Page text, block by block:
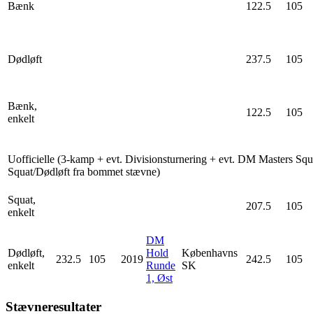
Bænk 122.5 105
Dødløft 237.5 105
Bænk,
enkelt
122.5 105
Uofficielle (3-kamp + evt. Divisionsturnering + evt. DM Masters
Squat/Dødløft fra bommet stævne)
Squat,
enkelt
207.5 105
Dødløft,
enkelt
232.5 105 2019
DM
Hold
Runde
1, Øst
Københavns
SK
242.5 105
Stævneresultater